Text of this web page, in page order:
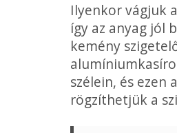
Ilyenkor vágjuk
így az anyag jól
kemény
szélein, és ezen
rögzíthetjük a